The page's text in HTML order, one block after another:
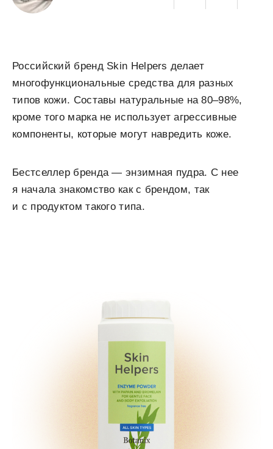
Российский бренд Skin Helpers делает
многофункциональные средства для разных
типов кожи. Составы натуральные на 80–98%,
кроме того марка не использует агрессивные
компоненты, которые могут навредить коже.
Бестселлер бренда — энзимная пудра. С нее
я начала знакомство как с брендом, так
и с продуктом такого типа.